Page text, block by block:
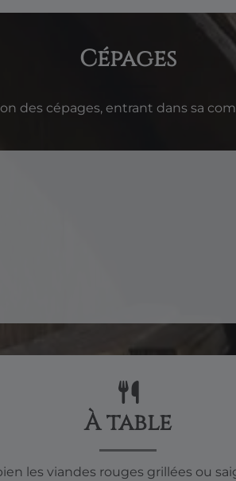
Cépages
des cépages, entrant dans sa
À table
les viandes rouges grillées ou